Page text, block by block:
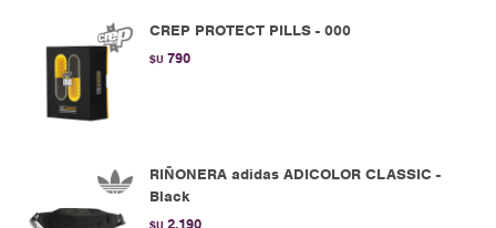
CREP PROTECT PILLS - 000
$U 790
RIÑONERA adidas ADICOLOR CLASSIC -
Black
2.190